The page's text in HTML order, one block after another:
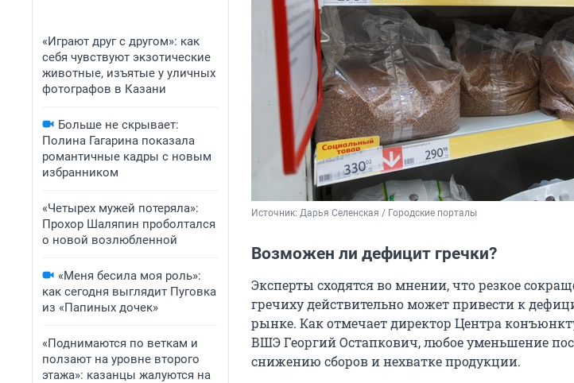
«Играют друг с другом»: как
себя чувствуют экзотические
животные, изъятые у уличных
фотографов в Казани
Больше не скрывает:
Полина Гагарина показала
романтичные кадры с новым
избранником
«Четырех мужей потеряла»:
Прохор Шаляпин проболтался
о новой возлюбленной
«Меня бесила моя роль»:
как сегодня выглядит Пуговка
из «Папиных дочек»
«Поднимаются по веткам и
ползают на уровне второго
этажа»: казанцы жалуются на
Источник: Дарья Селенская / Городские порталы
Возможен ли дефицит гречки?
Эксперты сходятся во мнении, что резкое
гречиху действительно может привести к
рынке. Как отмечает директор Центра
ВШЭ Георгий Остапкович, любое уменьшение
снижению сборов и нехватке продукции.